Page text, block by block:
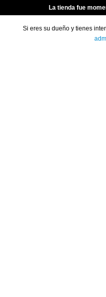
La tienda fue
Si eres su dueño y tienes